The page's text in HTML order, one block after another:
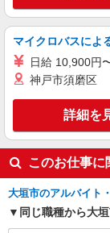
キー
派遣社員
株式会社テクノ・
キー
マイクロバスによ
日給 10,900円
神戸市須磨区
詳細を
このお仕事に
大垣市のアルバイト
同じ職種から大